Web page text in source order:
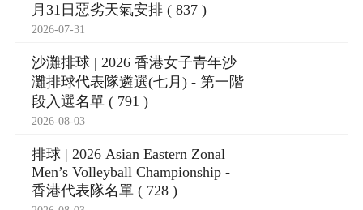
月31日惡劣天氣安排 ( 837 )
2026-07-31
沙灘排球 | 2026 香港女子青年沙
灘排球代表隊遴選(七月) - 第一階
段入選名單 ( 791 )
2026-08-03
排球 | 2026 Asian Eastern Zonal
Men’s Volleyball Championship -
香港代表隊名單 ( 728 )